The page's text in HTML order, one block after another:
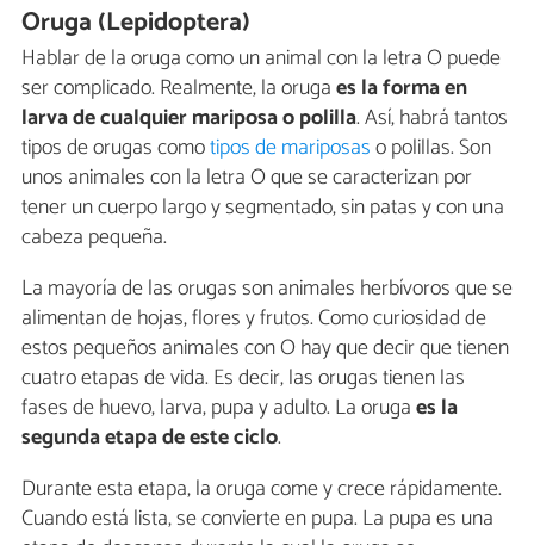
Oruga (Lepidoptera)
Hablar de la oruga como un animal con la letra O puede
ser complicado. Realmente, la orugaes la forma en
larva de cualquier mariposa o polilla. Así, habrá tantos
tipos de orugas comotipos de mariposaso polillas. Son
unos animales con la letra O que se caracterizan por
tener un cuerpo largo y segmentado, sin patas y con una
cabeza pequeña.
La mayoría de las orugas son animales herbívoros que se
alimentan de hojas, flores y frutos. Como curiosidad de
estos pequeños animales con O hay que decir que tienen
cuatro etapas de vida. Es decir, las orugas tienen las
fases de huevo, larva, pupa y adulto. La orugaes la
segunda etapa de este ciclo.
Durante esta etapa, la oruga come y crece rápidamente.
Cuando está lista, se convierte en pupa. La pupa es una